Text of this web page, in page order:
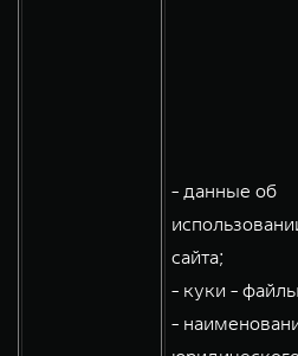
- данные об
сайта;
- куки -
-